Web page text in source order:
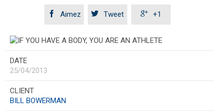
 Aimez  Tweet  +1
DATE
25/04/2013
CLIENT
BILL BOWERMAN